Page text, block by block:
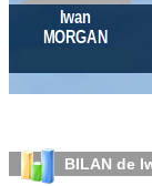
Iwan
MORGAN
BILAN de